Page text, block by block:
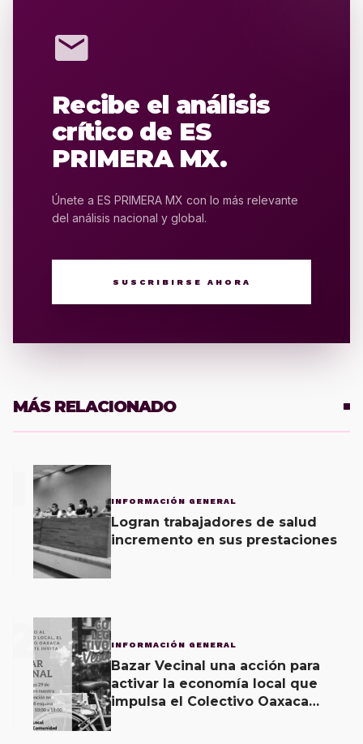
mail
Recibe el análisis
crítico de ES
PRIMERA MX.
Únete a ES PRIMERA MX con lo más relevante
del análisis nacional y global.
SUSCRIBIRSE AHORA
MÁS RELACIONADO
INFORMACIÓN GENERAL
Logran trabajadores de salud
incremento en sus prestaciones
2 INFORMACIÓN GENERAL
Bazar Vecinal una acción para
activar la economía local que
impulsa el Colectivo Oaxaca